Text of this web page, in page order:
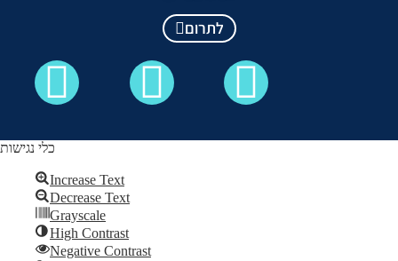
לתרום
Skip to content
כלי נגישות
Increase Text
Decrease Text
Grayscale
High Contrast
Negative Contrast